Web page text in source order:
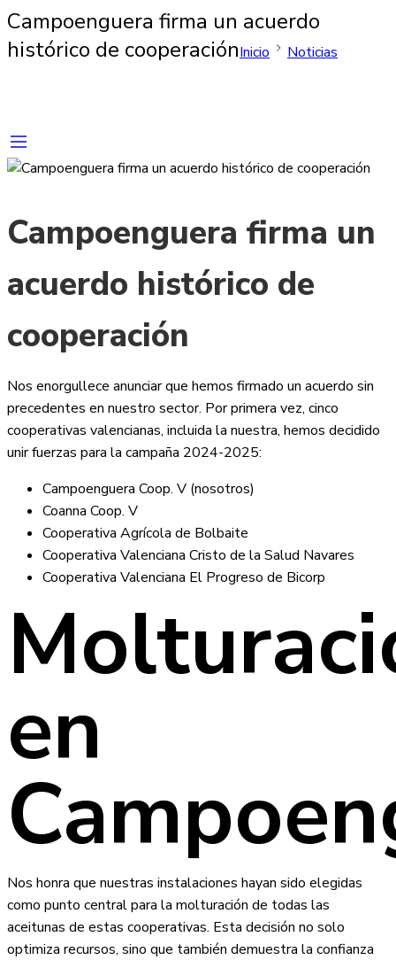
Campoenguera firma un acuerdo
histórico de cooperaciónInicio Noticias
Campoenguera firma un
acuerdo histórico de
cooperación
Nos enorgullece anunciar que hemos firmado un acuerdo sin
precedentes en nuestro sector. Por primera vez, cinco
cooperativas valencianas, incluida la nuestra, hemos decidido
unir fuerzas para la campaña 2024-2025:
Campoenguera Coop. V (nosotros)
Coanna Coop. V
Cooperativa Agrícola de Bolbaite
Cooperativa Valenciana Cristo de la Salud Navares
Cooperativa Valenciana El Progreso de Bicorp
en
Nos honra que nuestras instalaciones hayan sido elegidas
como punto central para la molturación de todas las
aceitunas de estas cooperativas. Esta decisión no solo
optimiza recursos, sino que también demuestra la confianza